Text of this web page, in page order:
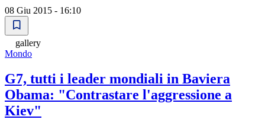
08 Giu 2015 - 16:10
gallery
Mondo
G7, tutti i leader mondiali in Baviera
Obama: "Contrastare l'aggressione a
Kiev"